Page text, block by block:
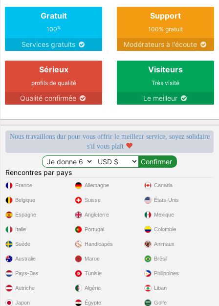
Gratuit
100%
Services gratuits
Support
100% gratuit
Modérateurs à l'écoute
Sérieux
profils de qualité
Qualité confirmée
Visiteurs
Très visité
Le meilleur
Nous travaillons dur pour vous offrir le meilleur service, soyez solidaire
s'il vous plaît
Rencontres par pays
France
Belgique
Espagne
Italie
Suède
Allemagne
Suisse
Angleterre
Portugal
Handicapés
Canada
États-Unis
Mexique
Colombie
Animaux
Australie
Pays-Bas
Autriche
Japon
Maroc
Tunisie
Algérie
Égypte
Brésil
Philippines
Liban
Golfe